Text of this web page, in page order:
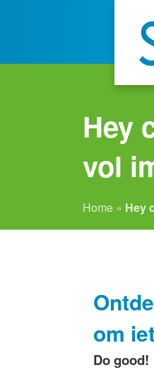
Hey
vol
Home » Hey
om
Do good!